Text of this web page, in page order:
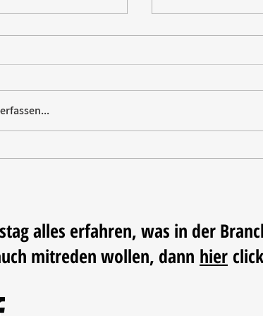
die
Tischdekoration
alles erfahren, was in der
mitreden wollen, dann hier